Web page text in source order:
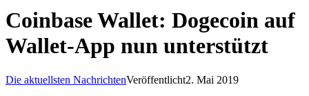
Coinbase Wallet: Dogecoin auf
Wallet-App nun unterstützt
Die aktuellsten NachrichtenVeröffentlicht2. Mai 2019